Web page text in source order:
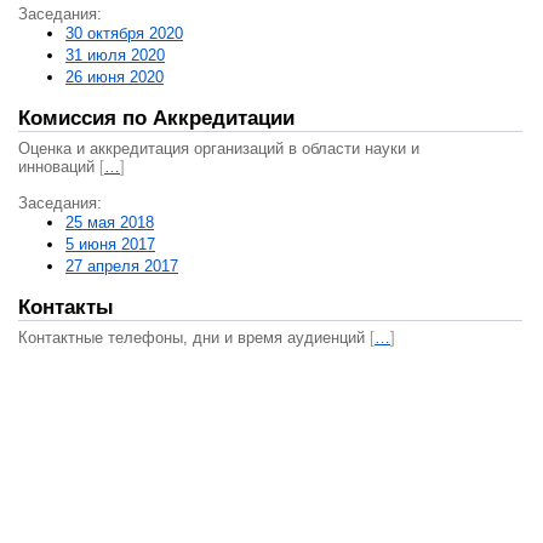
Заседания:
30 октября 2020
31 июля 2020
26 июня 2020
Комиссия по Аккредитации
Оценка и аккредитация организаций в области науки и
инноваций […]
Заседания:
25 мая 2018
5 июня 2017
27 апреля 2017
Контакты
Контактные телефоны, дни и время аудиенций […]